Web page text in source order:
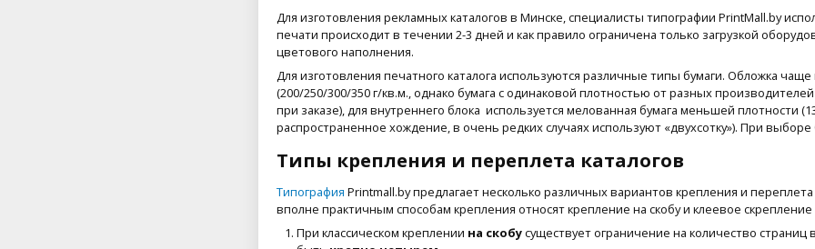
Для изготовления рекламных каталогов в Минске, специалисты типографии PrintMall.by
печати происходит в течении 2-3 дней и как правило ограничена только загрузкой
цветового наполнения.
Для изготовления печатного каталога используются различные типы бумаги. Обложка
(200/250/300/350 г/кв.м., однако бумага с одинаковой плотностью от разных
при заказе), для внутреннего блока используется мелованная бумага меньшей плотности
распространенное хождение, в очень редких случаях используют «двухсотку»). При
Типы крепления и переплета каталогов
Типография Printmall.by предлагает несколько различных вариантов крепления и
вполне практичным способам крепления относят крепление на скобу и клеевое скрепление
При классическом креплении на скобусуществует ограничение на количество страниц